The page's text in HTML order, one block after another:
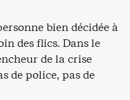
bien décidée à
des flics. Dans le
de la crise
de police, pas de